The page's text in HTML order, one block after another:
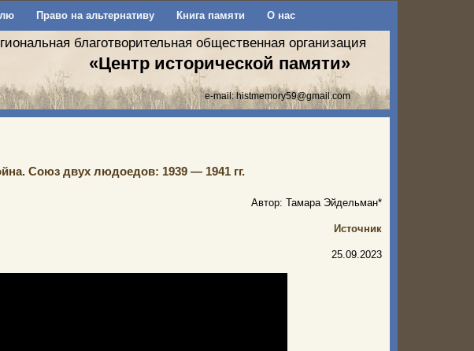
Право на альтернативу Книга памяти О нас
благотворительная общественная организация
«Центр исторической памяти»
e-mail:histmemory59@gmail.com
Союз двух людоедов: 1939 — 1941 гг.
Автор: Тамара Эйдельман*
Источник
25.09.2023